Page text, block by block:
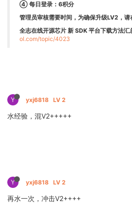
④ 每日登录：6积分
管理员审核需要时间，为确保升级LV2，
全志在线开源芯片 新 SDK 平台下载方法汇
ol.com/topic/4023
Y yxj6818 LV 2
水经验，混V2+++++
Y yxj6818 LV 2
再水一次，冲击V2++++